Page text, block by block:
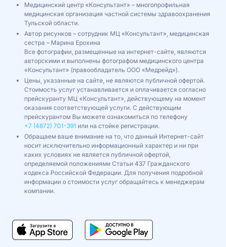
Медицинский центр «Консультант» – многопрофильная
медицинская организация частной системы здравоохранения
Тульской области.
Автор рисунков – сотрудник МЦ «Консультант», медицинская
сестра – Марина Ерохина
Все фотографии, размещенные на интернет-сайте, являются
авторскими и выполнены фотографом медицинского центра
«Консультант» (правообладатель ООО «Медрейд»).
Цены, указанные на сайте, не являются публичной офертой.
Стоимость услуг устанавливается и оплачивается согласно
прейскуранту МЦ «Консультант», действующему на момент
оказания соответствующей услуги. С действующим
прейскурантом Вы можете ознакомиться по телефону
+7 (4872) 701-391 или на стойке регистрации.
Обращаем ваше внимание на то, что данный Интернет-сайт
носит исключительно информационный характер и ни при
каких условиях не является публичной офертой,
определяемой положениями Статьи 437 Гражданского
кодекса Российской Федерации. Для получения подробной
информации о стоимости услуг обращайтесь к менеджерам
компании.